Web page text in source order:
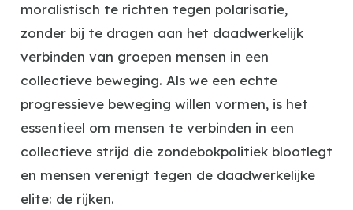
moralistisch te richten tegen polarisatie,
zonder bij te dragen aan het daadwerkelijk
verbinden van groepen mensen in een
collectieve beweging. Als we een echte
progressieve beweging willen vormen, is het
essentieel om mensen te verbinden in een
collectieve strijd die zondebokpolitiek blootlegt
en mensen verenigt tegen de daadwerkelijke
elite: de rijken.